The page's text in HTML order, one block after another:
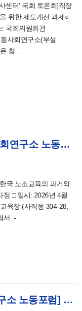
센터' 국회 토론회]직장
위한 제도개선 과제○
: 국회의원회관
사회연구소(부설
은 참…
(4/2) [2026년 제1차 한국노동사회연구소 노동포럼] 한국 노조교육의 과거와 미래 - 크리스챤 아카데미 노동교육 사례와 시사점
국 노조교육의 과거와
□ 일시: 2026년 4월
육장 (사직동 304-28,
서 -
[2026년 제1차 한국노동사회연구소 노동포럼] 한국 노조교육의 과거와 미래 - 크리스챤 아카데미 노동교육 사례와 시사점